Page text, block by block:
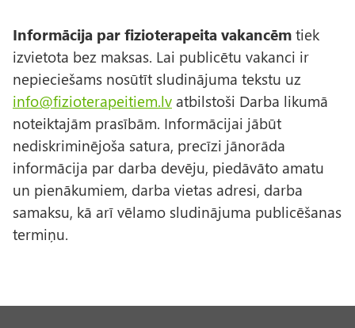
Informācija par fizioterapeita vakancēm tiek
izvietota bez maksas. Lai publicētu vakanci ir
nepieciešams nosūtīt sludinājuma tekstu uz
info@fizioterapeitiem.lv atbilstoši Darba likumā
noteiktajām prasībām. Informācijai jābūt
nediskriminējoša satura, precīzi jānorāda
informācija par darba devēju, piedāvāto amatu
un pienākumiem, darba vietas adresi, darba
samaksu, kā arī vēlamo sludinājuma publicēšanas
termiņu.